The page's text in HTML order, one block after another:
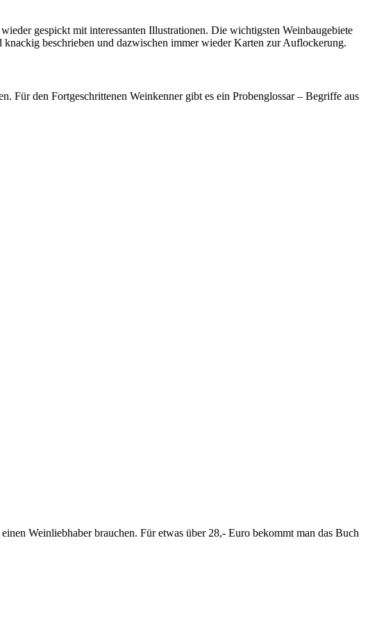
gespickt mit interessanten Illustrationen. Die wichtigsten Weinbaugebiete
beschrieben und dazwischen immer wieder Karten zur Auflockerung.
Für den Fortgeschrittenen Weinkenner gibt es ein Probenglossar – Begriffe aus
Weinliebhaber brauchen. Für etwas über 28,- Euro bekommt man das Buch